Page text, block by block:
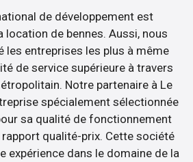
de développement est
location de bennes. Aussi, nous
les entreprises les plus à même
de service supérieure à travers
Notre partenaire à Le
spécialement sélectionnée
sa qualité de fonctionnement
qualité-prix. Cette société
expérience dans le domaine de la